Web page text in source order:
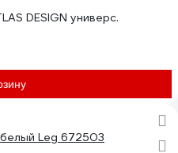
DESIGN универс.